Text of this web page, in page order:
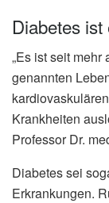
Diabetes
„Es ist seit
genannten
Krankheiten
Professor Dr.
Diabetes sei
Erkrankungen.